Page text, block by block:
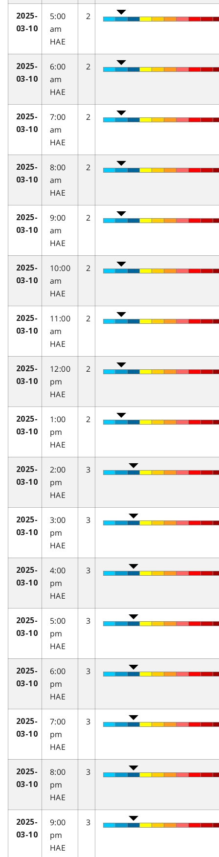
2025-
03-10
5:00
am
HAE
2
2025-
03-10
6:00
am
HAE
2
2025-
03-10
7:00
am
HAE
2
2025-
03-10
8:00
am
HAE
2
2025-
03-10
9:00
am
HAE
2
2025-
03-10
10:00
am
HAE
2
2025-
03-10
11:00
am
HAE
2
2025-
03-10
12:00
pm
HAE
2
2025-
03-10
1:00
pm
HAE
2
2025-
03-10
2:00
pm
HAE
3
2025-
03-10
3:00
pm
HAE
3
2025-
03-10
4:00
pm
HAE
3
2025-
03-10
5:00
pm
HAE
3
2025-
03-10
6:00
pm
HAE
3
2025-
03-10
7:00
pm
HAE
3
2025-
03-10
8:00
pm
HAE
3
2025-
03-10
9:00
pm
HAE
3